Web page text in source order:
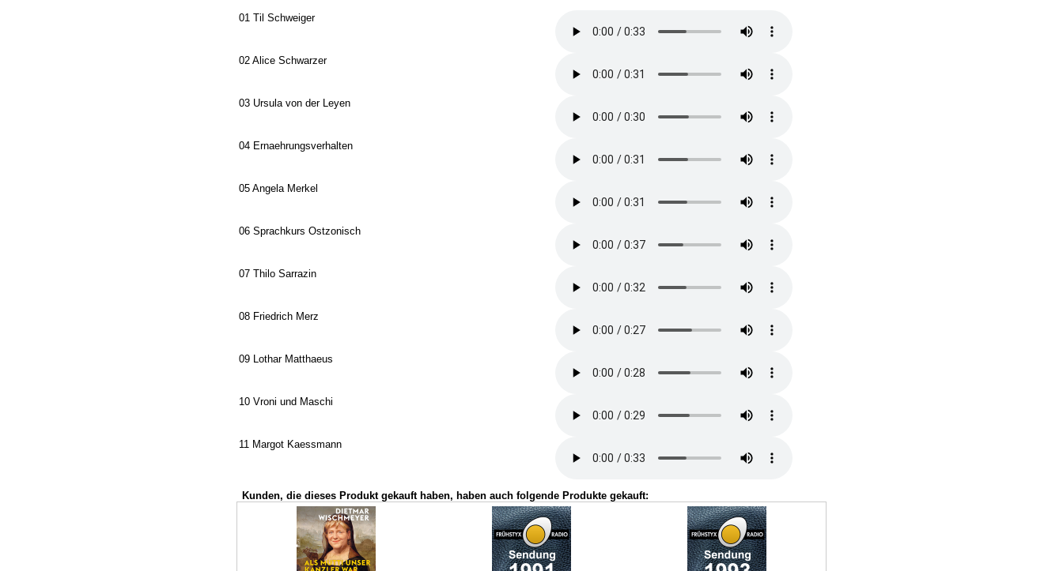
01 Til Schweiger
02 Alice Schwarzer
03 Ursula von der Leyen
04 Ernaehrungsverhalten
05 Angela Merkel
06 Sprachkurs Ostzonisch
07 Thilo Sarrazin
08 Friedrich Merz
09 Lothar Matthaeus
10 Vroni und Maschi
11 Margot Kaessmann
Kunden, die dieses Produkt gekauft haben, haben auch folgende Produkte gekauft: